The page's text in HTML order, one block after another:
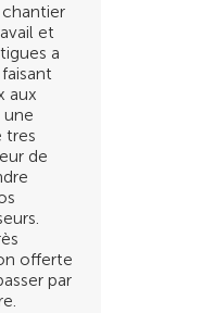
et
a
aux
une
tres
de
offerte
par